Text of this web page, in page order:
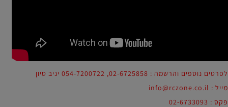
לפרטים נוספים והרשמה : 02-6725858, 054-7200722 יניב סיון
מייל : info@rczone.co.il
פקס : 02-6733093